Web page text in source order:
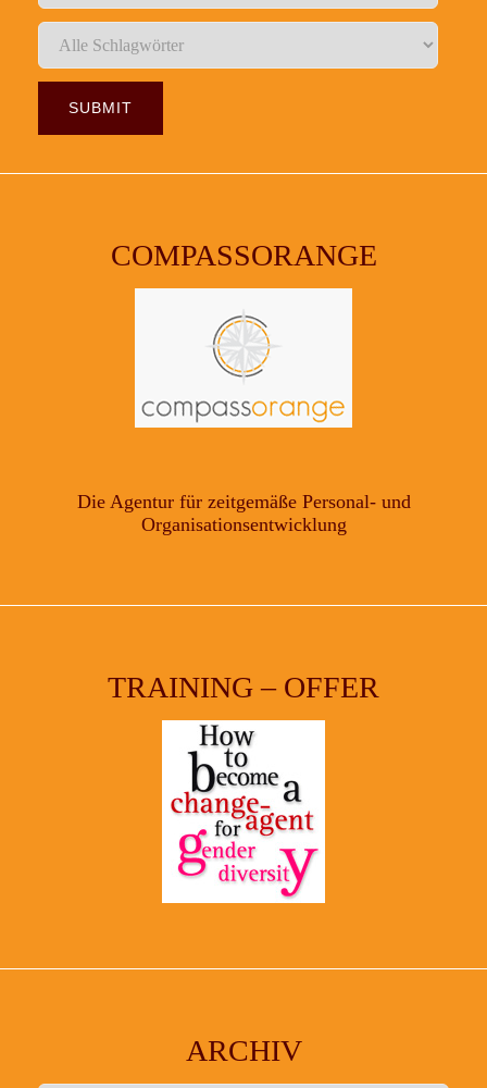
COMPASSORANGE
Die Agentur für zeitgemäße Personal- und
Organisationsentwicklung
TRAINING – OFFER
ARCHIV